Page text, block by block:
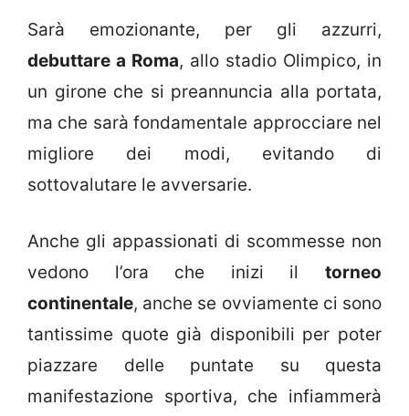
Sarà emozionante, per gli azzurri,
debuttare a Roma, allo stadio Olimpico, in
un girone che si preannuncia alla portata,
ma che sarà fondamentale approcciare nel
migliore dei modi, evitando di
sottovalutare le avversarie.
Anche gli appassionati di scommesse non
vedono l’ora che inizi il torneo
continentale, anche se ovviamente ci sono
tantissime quote già disponibili per poter
piazzare delle puntate su questa
manifestazione sportiva, che infiammerà